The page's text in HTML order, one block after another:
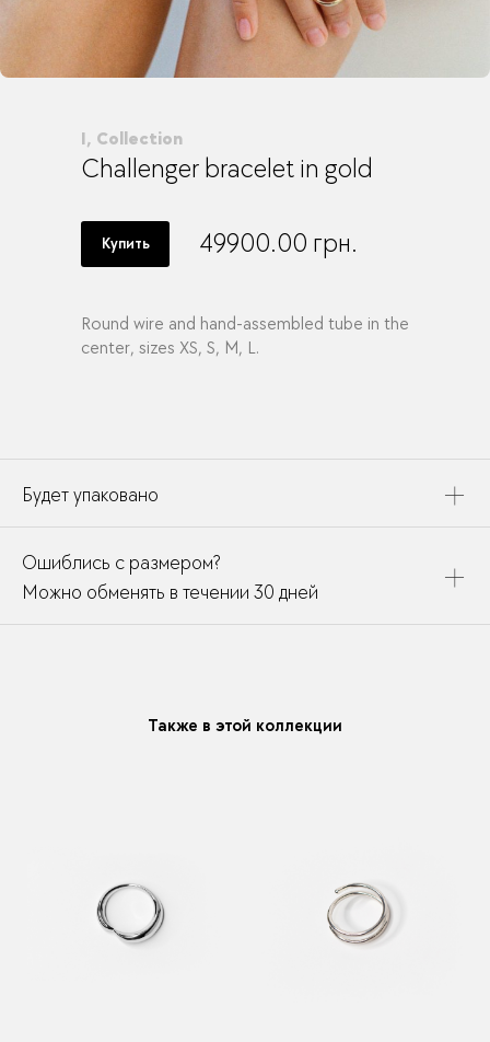
I, Collection
Challenger bracelet in gold
Купить 49900.00 грн.
Round wire and hand-assembled tube in the
center, sizes XS, S, M, L.
Будет упаковано
дополнено открыткой, паспортом украшения и
собрано в подарочный пакет
Ошиблись с размером?
Можно обменять в течении 30 дней
Также в этой коллекции